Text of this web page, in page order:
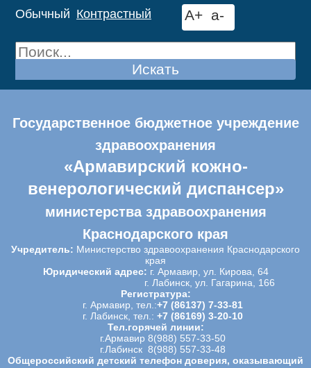
Обычный Контрастный A+ a-
Искать
Государственное бюджетное учреждение
здравоохранения
«Армавирский кожно-
венерологический диспансер»
министерства здравоохранения
Краснодарского края
Учредитель: Министерство здравоохранения Краснодарского
края
Юридический адрес: г. Армавир, ул. Кирова, 64
г. Лабинск, ул. Гагарина, 166
Регистратура:
г. Армавир, тел.:+7 (86137) 7-33-81
г. Лабинск, тел.: +7 (86169) 3-20-10
Тел.горячей линии:
г.Армавир 8(988) 557-33-50
г.Лабинск 8(988) 557-33-48
Общероссийский детский телефон доверия, оказывающий